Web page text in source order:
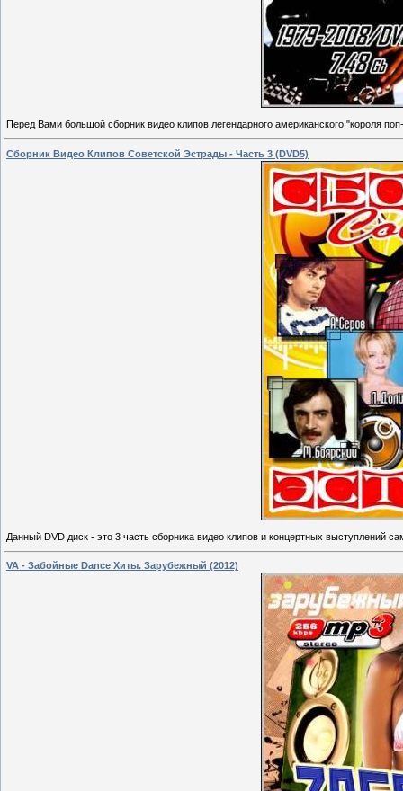
Перед Вами большой сборник видео клипов легендарного американского "короля
Сборник Видео Клипов Советской Эстрады - Часть 3 (DVD5)
Данный DVD диск - это 3 часть сборника видео клипов и концертных выступлений
VA - Забойные Dance Хиты. Зарубежный (2012)